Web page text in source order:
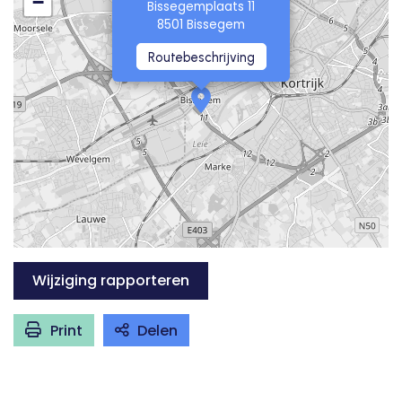
Bissegemplaats 11
8501 Bissegem
Routebeschrijving
Wijziging rapporteren
Print Delen